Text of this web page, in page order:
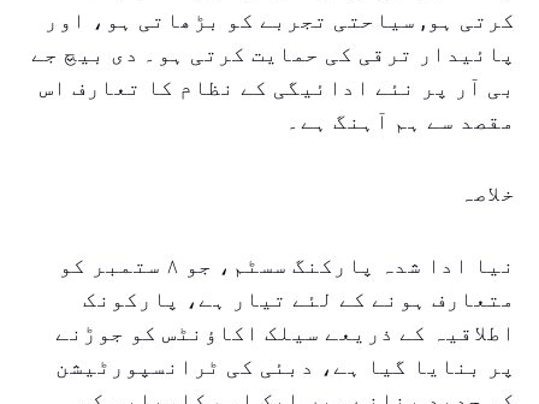
کرتی ہو, سیاحتی تجربے کو بڑھاتی ہو، اور
پائیدار ترقی کی حمایت کرتی ہو۔ دی بیچ جے
بی آر پر نئے ادائیگی کے نظام کا تعارف اس
مقصد سے ہم آہنگ ہے۔
خلاصہ
نیا ادا شدہ پارکنگ سسٹم، جو ۸ ستمبر کو
متعارف ہونے کے لئے تیار ہے، پارکونک
اطلاقیہ کے ذریعے سیلک اکاؤنٹس کو جوڑنے
پر بنایا گیا ہے، دبئی کی ٹرانسپورٹیشن